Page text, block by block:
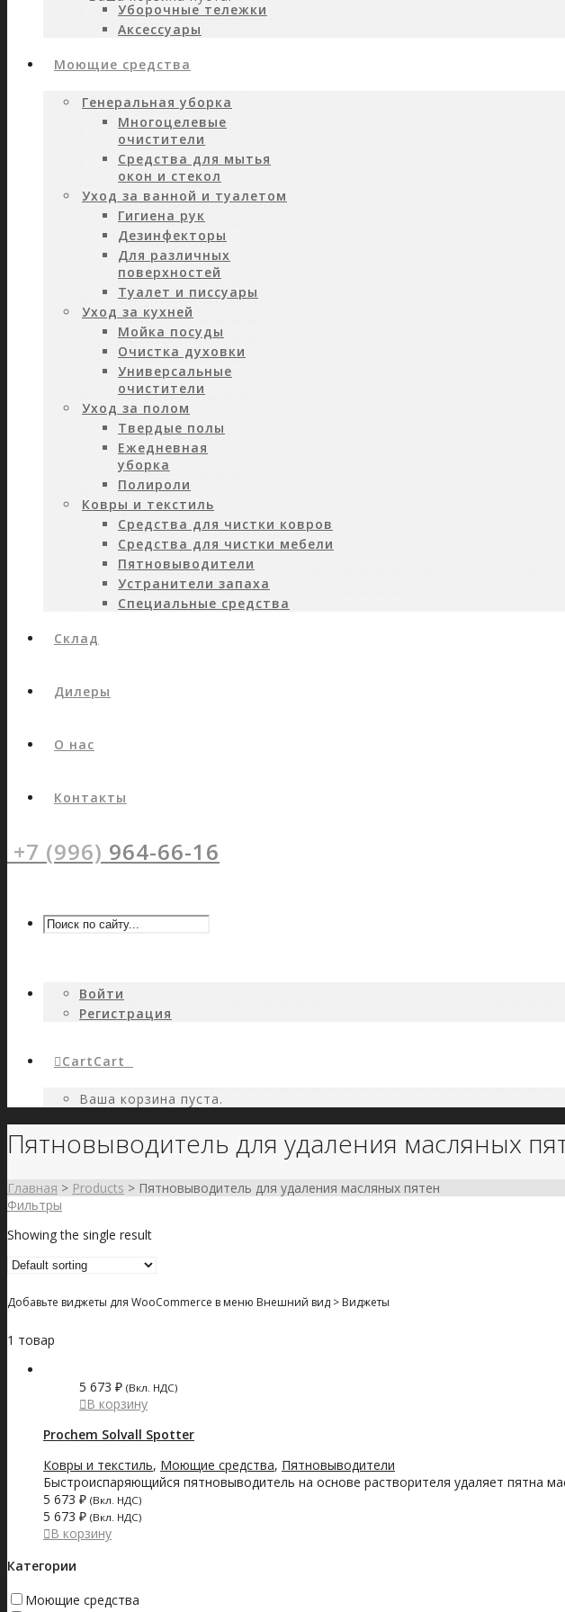
Уборочные тележки
Аксессуары
Моющие средства
Генеральная уборка
Многоцелевые
очистители
Средства для мытья
окон и стекол
Уход за ванной и туалетом
Гигиена рук
Дезинфекторы
Для различных
поверхностей
Туалет и писсуары
Уход за кухней
Мойка посуды
Очистка духовки
Универсальные
очистители
Уход за полом
Твердые полы
Ежедневная
уборка
Полироли
Ковры и текстиль
Средства для чистки ковров
Средства для чистки мебели
Пятновыводители
Устранители запаха
Специальные средства
Склад
Дилеры
О нас
Контакты
+7 (996) 964-66-16
Войти
Регистрация
CartCart
Ваша корзина пуста.
Пятновыводитель для удаления масляных
Главная > Products > Пятновыводитель для удаления масляных пятен
Фильтры
Showing the single result
Добавьте виджеты для WooCommerce в меню Внешний вид > Виджеты
1 товар
5 673 ₽ (Вкл. НДС)
В корзину
Prochem Solvall Spotter
Ковры и текстиль, Моющие средства, Пятновыводители
Быстроиспаряющийся пятновыводитель на основе растворителя удаляет пятна
5 673 ₽ (Вкл. НДС)
5 673 ₽ (Вкл. НДС)
В корзину
Категории
Моющие средства